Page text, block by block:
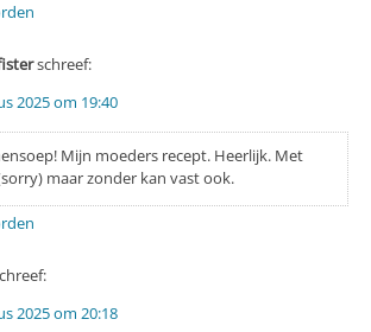
schreef:
2025 om 19:40
Mijn moeders recept. Heerlijk. Met
maar zonder kan vast ook.
2025 om 20:18